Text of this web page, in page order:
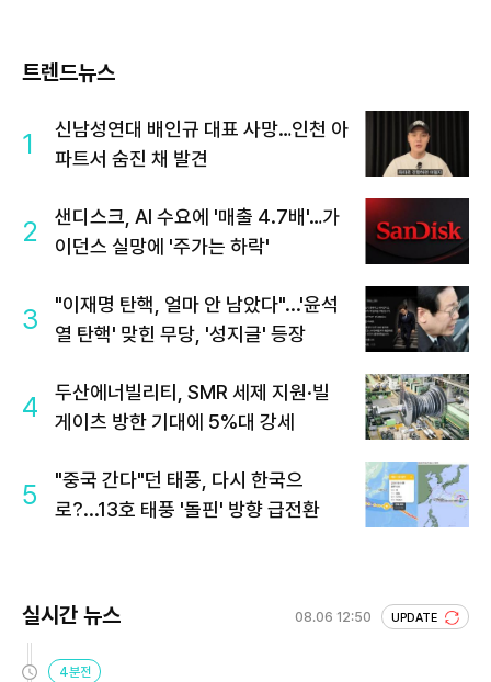
트렌드뉴스
1
신남성연대 배인규 대표 사망…인천 아
파트서 숨진 채 발견
2
샌디스크, AI 수요에 '매출 4.7배'…가
이던스 실망에 '주가는 하락'
3
"이재명 탄핵, 얼마 안 남았다"...'윤석
열 탄핵' 맞힌 무당, '성지글' 등장
4
두산에너빌리티, SMR 세제 지원·빌
게이츠 방한 기대에 5%대 강세
5
"중국 간다"던 태풍, 다시 한국으
로?...13호 태풍 '돌핀' 방향 급전환
실시간 뉴스 08.06 12:50 UPDATE
4분전